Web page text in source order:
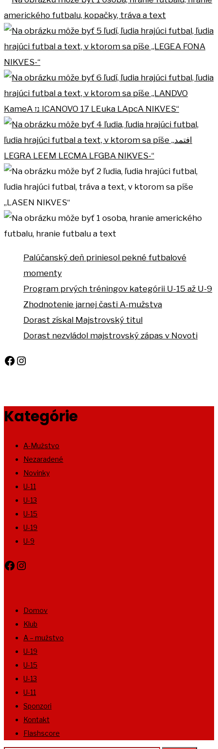
Palúčanský deň priniesol pekné futbalové
momenty
Program prvých tréningov kategórii U-15 až U-9
Zhodnotenie jarnej časti A-mužstva
Dorast získal Majstrovský titul
Dorast nezvládol majstrovský zápas v Novoti
Facebook
Instagram
Kategórie
A-Mužstvo
Nezaradené
Novinky
U-11
U-13
U-15
U-19
U-9
Facebook
Instagram
Domov
Klub
A – mužstvo
U-19
U-15
U-13
U-11
Sponzori
Kontakt
Flashscore